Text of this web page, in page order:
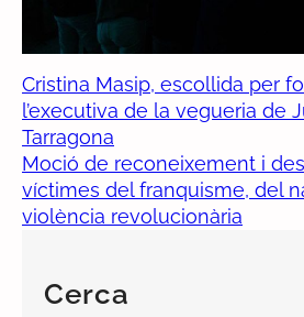
Cristina Masip, escollida per
l’executiva de la vegueria de
Tarragona
Moció de reconeixement i
víctimes del franquisme, del
violència revolucionària
Cerca